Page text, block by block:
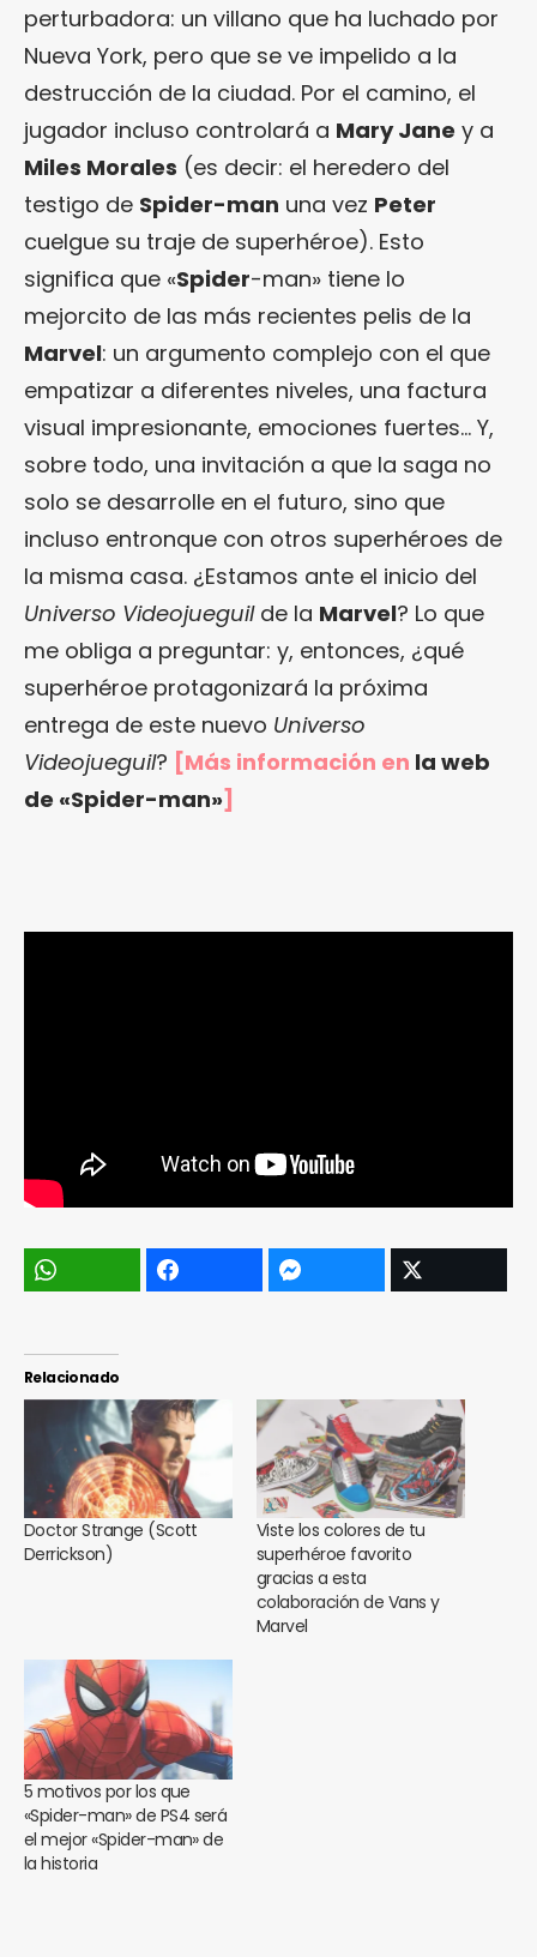
perturbadora: un villano que ha luchado por
Nueva York, pero que se ve impelido a la
destrucción de la ciudad. Por el camino, el
jugador incluso controlará a Mary Jane y a
Miles Morales (es decir: el heredero del
testigo de Spider-man una vez Peter
cuelgue su traje de superhéroe). Esto
significa que «Spider-man» tiene lo
mejorcito de las más recientes pelis de la
Marvel: un argumento complejo con el que
empatizar a diferentes niveles, una factura
visual impresionante, emociones fuertes… Y,
sobre todo, una invitación a que la saga no
solo se desarrolle en el futuro, sino que
incluso entronque con otros superhéroes de
la misma casa. ¿Estamos ante el inicio del
Universo Videojueguilde la Marvel? Lo que
me obliga a preguntar: y, entonces, ¿qué
superhéroe protagonizará la próxima
entrega de este nuevo Universo
Videojueguil? [Más información en la web
de «Spider-man»]
Relacionado
Doctor Strange (Scott
Derrickson)
Viste los colores de tu
superhéroe favorito
gracias a esta
colaboración de Vans y
Marvel
5 motivos por los que
«Spider-man» de PS4 será
el mejor «Spider-man» de
la historia